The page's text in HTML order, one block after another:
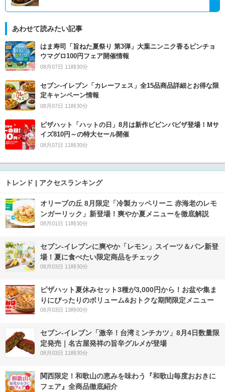
あわせて読みたい記事
はま寿司「旨ねた夏祭り 第3弾」大葉ニンニク香るビンチョ
ウマグロ100円フェア開催情報
08月07日 11時30分
セブン‐イレブン「カレーフェス」全15品商品詳細とお得な限
定キャンペーン情報
08月07日 11時30分
ピザハット「ハットの日」8月は新作ビビンバピザ登場！Mサ
イズ810円～の特大セール開催
08月07日 11時30分
トレンド | アクセスランキング
オリーブの丘 8月限定「冷製カッペリーニ 赤海老のレモ
ンガーリック」新登場！爽やか夏メニューを徹底解説
08月01日 11時30分
セブン‐イレブンに爽やか「レモン」スイーツ＆パン新登
場！夏に食べたい限定商品をチェック
08月03日 11時30分
ピザハット夏休みセット3種が3,000円から！お盆や集ま
りにぴったりのボリューム&おトクな期間限定メニュー
08月03日 13時00分
セブン-イレブン「激辛！台湾ミンチカツ」8月4日数量限
定発売｜名古屋発祥の旨辛グルメが登場
08月03日 11時30分
関西限定！和歌山の恵みを味わう『和歌山毎度おおきに
フェア』全商品徹底紹介